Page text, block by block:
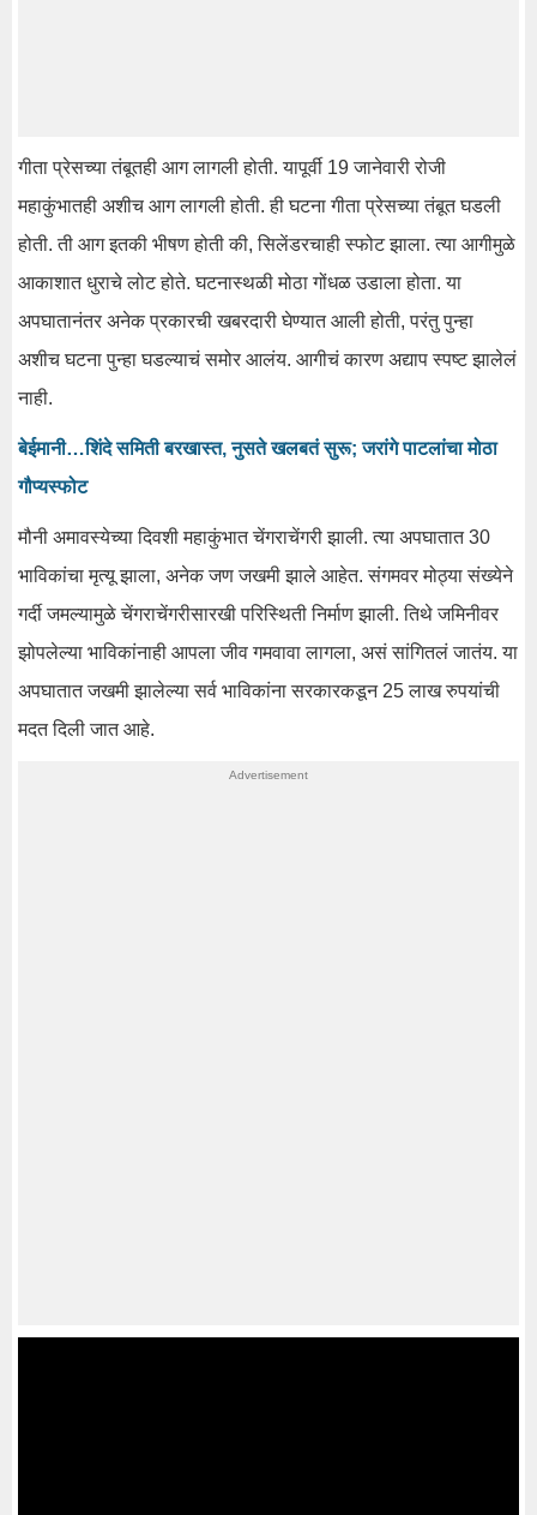
गीता प्रेसच्या तंबूतही आग लागली होती. यापूर्वी 19 जानेवारी रोजी
महाकुंभातही अशीच आग लागली होती. ही घटना गीता प्रेसच्या तंबूत घडली
होती. ती आग इतकी भीषण होती की, सिलेंडरचाही स्फोट झाला. त्या आगीमुळे
आकाशात धुराचे लोट होते. घटनास्थळी मोठा गोंधळ उडाला होता. या
अपघातानंतर अनेक प्रकारची खबरदारी घेण्यात आली होती, परंतु पुन्हा
अशीच घटना पुन्हा घडल्याचं समोर आलंय. आगीचं कारण अद्याप स्पष्ट झालेलं
नाही.
बेईमानी…शिंदे समिती बरखास्त, नुसते खलबतं सुरू; जरांगे पाटलांचा मोठा
गौप्यस्फोट
मौनी अमावस्येच्या दिवशी महाकुंभात चेंगराचेंगरी झाली. त्या अपघातात 30
भाविकांचा मृत्यू झाला, अनेक जण जखमी झाले आहेत. संगमवर मोठ्या संख्येने
गर्दी जमल्यामुळे चेंगराचेंगरीसारखी परिस्थिती निर्माण झाली. तिथे जमिनीवर
झोपलेल्या भाविकांनाही आपला जीव गमवावा लागला, असं सांगितलं जातंय. या
अपघातात जखमी झालेल्या सर्व भाविकांना सरकारकडून 25 लाख रुपयांची
मदत दिली जात आहे.